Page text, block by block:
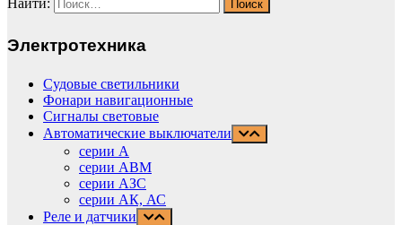
Найти:
Электротехника
Судовые светильники
Фонари навигационные
Сигналы световые
Автоматические выключатели
серии А
серии АВМ
cерии АЗС
серии АК, АС
Реле и датчики